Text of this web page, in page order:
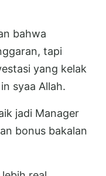
bahwa
tapi
yang kelak
syaa Allah.
jadi Manager
bonus bakalan